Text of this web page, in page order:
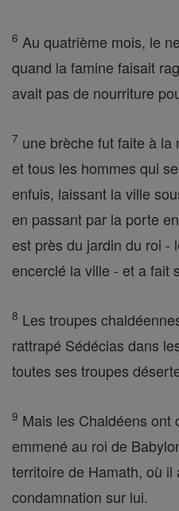
6 Au quatrième mois, le
quand la famine faisait
avait pas de nourriture
7 une brèche fut faite à la
et tous les hommes qui
enfuis, laissant la ville
en passant par la porte
est près du jardin du roi -
encerclé la ville - et a fait
8 Les troupes
rattrapé Sédécias dans
toutes ses troupes
9 Mais les Chaldéens ont
emmené au roi de
territoire de Hamath, où il
condamnation sur lui.